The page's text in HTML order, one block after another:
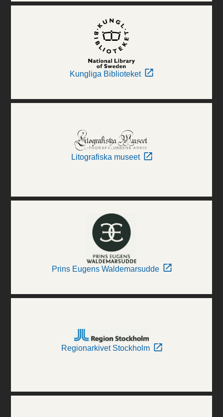
Kungliga Biblioteket
Litografiska museet
Prins Eugens Waldemarsudde
Regionarkivet Stockholm